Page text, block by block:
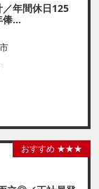
／年間休日125
俸...
おすすめ ★★★